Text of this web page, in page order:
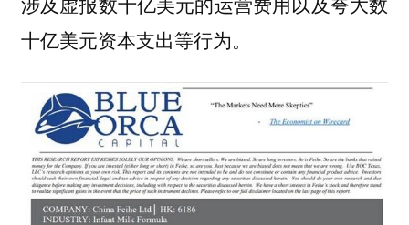
十亿美元资本支出等行为。